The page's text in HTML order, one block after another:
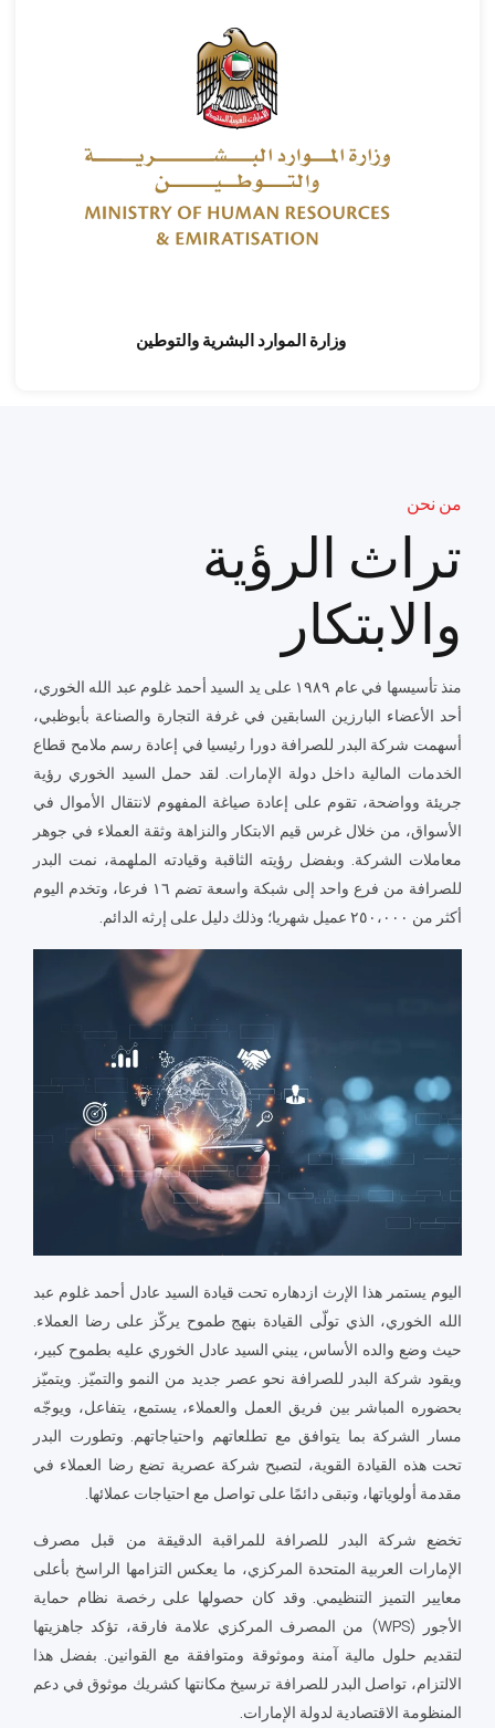
وزارة الموارد البشرية والتوطين
من نحن
تراث الرؤية
والابتكار
منذ تأسيسها في عام ١٩٨٩ على يد السيد أحمد غلوم عبد الله الخوري،
أحد الأعضاء البارزين السابقين في غرفة التجارة والصناعة بأبوظبي،
أسهمت شركة البدر للصرافة دورا رئيسيا في إعادة رسم ملامح قطاع
الخدمات المالية داخل دولة الإمارات. لقد حمل السيد الخوري رؤية
جريئة وواضحة، تقوم على إعادة صياغة المفهوم لانتقال الأموال في
الأسواق، من خلال غرس قيم الابتكار والنزاهة وثقة العملاء في جوهر
معاملات الشركة. وبفضل رؤيته الثاقبة وقيادته الملهمة، نمت البدر
للصرافة من فرع واحد إلى شبكة واسعة تضم ١٦ فرعا، وتخدم اليوم
أكثر من ٢٥٠،٠٠٠ عميل شهريا؛ وذلك دليل على إرثه الدائم.
اليوم يستمر هذا الإرث ازدهاره تحت قيادة السيد عادل أحمد غلوم عبد
الله الخوري، الذي تولّى القيادة بنهج طموح يركّز على رضا العملاء.
حيث وضع والده الأساس، يبني السيد عادل الخوري عليه بطموح كبير،
ويقود شركة البدر للصرافة نحو عصر جديد من النمو والتميّز. ويتميّز
بحضوره المباشر بين فريق العمل والعملاء، يستمع، يتفاعل، ويوجّه
مسار الشركة بما يتوافق مع تطلعاتهم واحتياجاتهم. وتطورت البدر
تحت هذه القيادة القوية، لتصبح شركة عصرية تضع رضا العملاء في
مقدمة أولوياتها، وتبقى دائمًا على تواصل مع احتياجات عملائها.
تخضع شركة البدر للصرافة للمراقبة الدقيقة من قبل مصرف
الإمارات العربية المتحدة المركزي، ما يعكس التزامها الراسخ بأعلى
معايير التميز التنظيمي. وقد كان حصولها على رخصة نظام حماية
الأجور (WPS) من المصرف المركزي علامة فارقة، تؤكد جاهزيتها
لتقديم حلول مالية آمنة وموثوقة ومتوافقة مع القوانين. بفضل هذا
الالتزام، تواصل البدر للصرافة ترسيخ مكانتها كشريك موثوق في دعم
المنظومة الاقتصادية لدولة الإمارات.